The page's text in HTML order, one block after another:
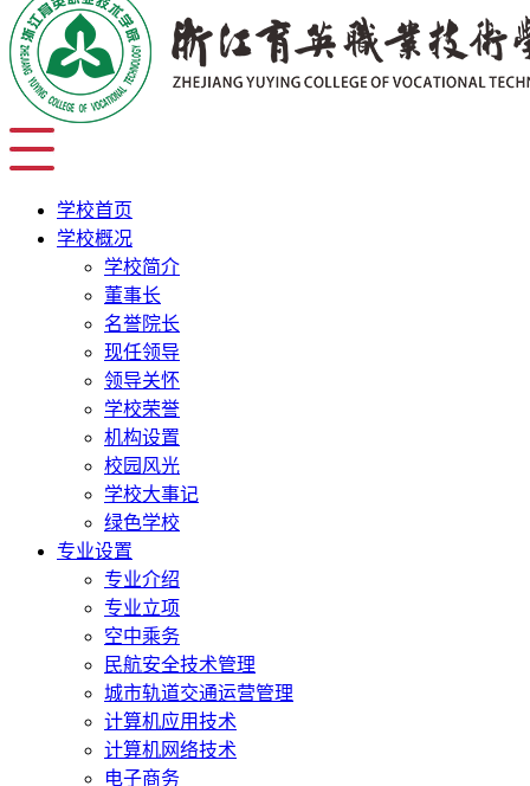
学校首页
学校概况
学校简介
董事长
名誉院长
现任领导
领导关怀
学校荣誉
机构设置
校园风光
学校大事记
绿色学校
专业设置
专业介绍
专业立项
空中乘务
民航安全技术管理
城市轨道交通运营管理
计算机应用技术
计算机网络技术
电子商务